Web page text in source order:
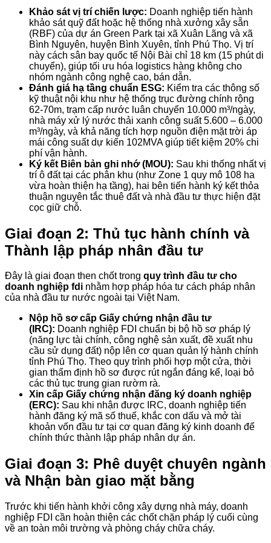
Khảo sát vị trí chiến lược: Doanh nghiệp tiến hành
khảo sát quỹ đất hoặc hệ thống nhà xưởng xây sẵn
(RBF) của dự án Green Park tại xã Xuân Lãng và xã
Bình Nguyên, huyện Bình Xuyên, tỉnh Phú Thọ. Vị trí
này cách sân bay quốc tế Nội Bài chỉ 18 km (15 phút di
chuyển), giúp tối ưu hóa logistics hàng không cho
nhóm ngành công nghệ cao, bán dẫn.
Đánh giá hạ tầng chuẩn ESG: Kiểm tra các thông số
kỹ thuật nội khu như hệ thống trục đường chính rộng
62-70m, trạm cấp nước luân chuyển 10.000 m³/ngày,
nhà máy xử lý nước thải xanh công suất 5.600 – 6.000
m³/ngày, và khả năng tích hợp nguồn điện mặt trời áp
mái công suất dự kiến 102MVA giúp tiết kiệm 20% chi
phí vận hành.
Ký kết Biên bản ghi nhớ (MOU): Sau khi thống nhất vị
trí ô đất tại các phân khu (như Zone 1 quy mô 108 ha
vừa hoàn thiện hạ tầng), hai bên tiến hành ký kết thỏa
thuận nguyên tắc thuê đất và nhà đầu tư thực hiện đặt
cọc giữ chỗ.
Giai đoạn 2: Thủ tục hành chính và
Thành lập pháp nhân đầu tư
Đây là giai đoạn then chốt trong quy trình đầu tư cho
doanh nghiệp fdi nhằm hợp pháp hóa tư cách pháp nhân
của nhà đầu tư nước ngoài tại Việt Nam.
Nộp hồ sơ cấp Giấy chứng nhận đầu tư
(IRC): Doanh nghiệp FDI chuẩn bị bộ hồ sơ pháp lý
(năng lực tài chính, công nghệ sản xuất, đề xuất nhu
cầu sử dụng đất) nộp lên cơ quan quản lý hành chính
tỉnh Phú Thọ. Theo quy trình phối hợp một cửa, thời
gian thẩm định hồ sơ được rút ngắn đáng kể, loại bỏ
các thủ tục trung gian rườm rà.
Xin cấp Giấy chứng nhận đăng ký doanh nghiệp
(ERC): Sau khi nhận được IRC, doanh nghiệp tiến
hành đăng ký mã số thuế, khắc con dấu và mở tài
khoản vốn đầu tư tại cơ quan đăng ký kinh doanh để
chính thức thành lập pháp nhân dự án.
Giai đoạn 3: Phê duyệt chuyên ngành
và Nhận bàn giao mặt bằng
Trước khi tiến hành khởi công xây dựng nhà máy, doanh
nghiệp FDI cần hoàn thiện các chốt chặn pháp lý cuối cùng
về an toàn môi trường và phòng cháy chữa cháy.